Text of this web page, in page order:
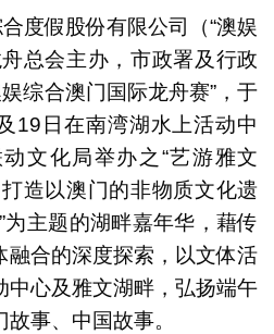
度假股份有限公司（“澳娱
总会主办，市政署及行政
综合澳门国际龙舟赛”，于
19日在南湾湖水上活动中
文化局举办之“艺游雅文
造以澳门的非物质文化遗
为主题的湖畔嘉年华，藉传
融合的深度探索，以文体活
中心及雅文湖畔，弘扬端午
事、中国故事。